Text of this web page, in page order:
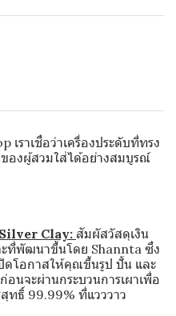
ราเชื่อว่าเครื่องประดับที่ทรง
งผู้สวมใส่ได้อย่างสมบูรณ์
Clay: สัมผัสวัสดุเงิน
ที่พัฒนาขึ้นโดย Shannta ซึ่ง
โอกาสให้คุณขึ้นรูป ปั้น และ
อนจะผ่านกระบวนการเผาเพื่อ
สุทธิ์ 99.99% ที่แวววาว